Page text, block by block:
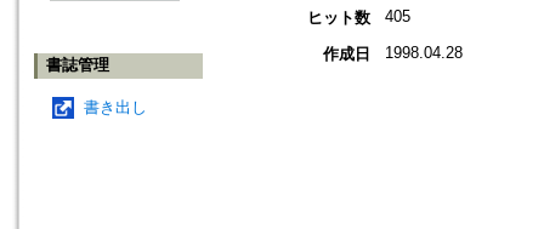
書誌管理
書き出し
ヒット数 405
作成日 1998.04.28